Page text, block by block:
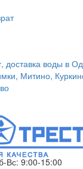
Вс: 9:00-15:00